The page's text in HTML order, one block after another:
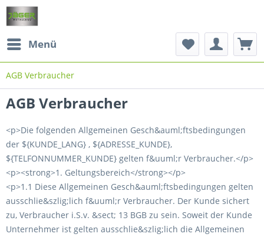
Menü
AGB Verbraucher
AGB Verbraucher
<p>Die folgenden Allgemeinen Gesch&auml;ftsbedingungen
der ${KUNDE_LANG} , ${ADRESSE_KUNDE},
${TELFONNUMMER_KUNDE} gelten f&uuml;r Verbraucher.</p>
<p><strong>1. Geltungsbereich</strong></p>
<p>1.1 Diese Allgemeinen Gesch&auml;ftsbedingungen gelten
ausschlie&szlig;lich f&uuml;r Verbraucher. Der Kunde sichert
zu, Verbraucher i.S.v. &sect; 13 BGB zu sein. Soweit der Kunde
Unternehmer ist gelten ausschlie&szlig;lich die Allgemeinen